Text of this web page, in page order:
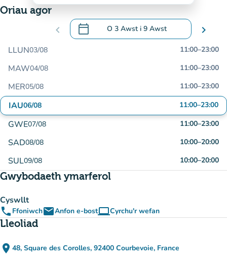
Oriau agor
chevron_left calendar_today O 3 Awst i 9 Awst
.Agor y calendr i newid dyddiadau chevron_right
LLUN03/08 11:00–23:00
MAW04/08 11:00–23:00
MER05/08 11:00–23:00
IAU06/08 11:00–23:00
GWE07/08 11:00–23:00
SAD08/08 10:00–20:00
SUL09/08 10:00–20:00
Gwybodaeth ymarferol
Cyswllt
phone FfoniwchemailAnfon e-bostcomputerCyrchu'r wefan
(tab newydd)
Lleoliad
place 48, Square des Corolles, 92400 Courbevoie, France
(agor yn Google Maps)
(tab newydd)